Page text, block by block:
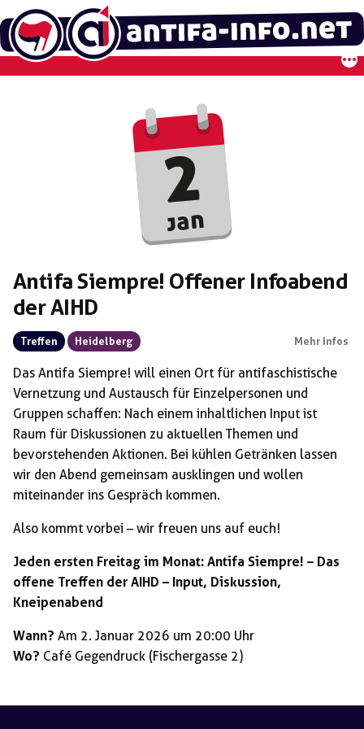
Zum
Inhalt
springen
jan
2
Antifa Siempre! Offener Infoabend
der AIHD
Treffen Heidelberg Mehr Infos
Das Antifa Siempre! will einen Ort für antifaschistische
Vernetzung und Austausch für Einzelpersonen und
Gruppen schaffen: Nach einem inhaltlichen Input ist
Raum für Diskussionen zu aktuellen Themen und
bevorstehenden Aktionen. Bei kühlen Getränken lassen
wir den Abend gemeinsam ausklingen und wollen
miteinander ins Gespräch kommen.
Also kommt vorbei – wir freuen uns auf euch!
Jeden ersten Freitag im Monat: Antifa Siempre! – Das
offene Treffen der AIHD – Input, Diskussion,
Kneipenabend
Wann? Am 2. Januar 2026 um 20:00 Uhr
Wo? Café Gegendruck (Fischergasse 2)